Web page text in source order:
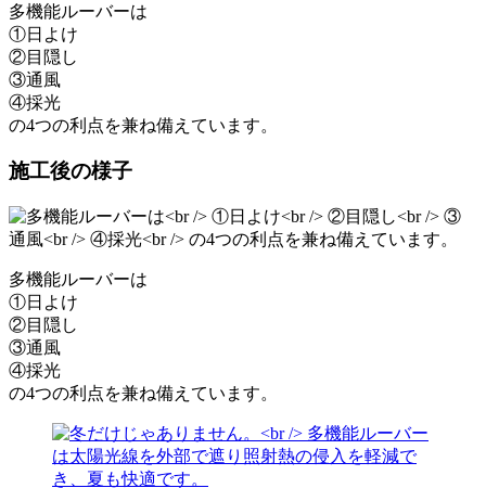
多機能ルーバーは
①日よけ
②目隠し
③通風
④採光
の4つの利点を兼ね備えています。
施工後の様子
多機能ルーバーは
①日よけ
②目隠し
③通風
④採光
の4つの利点を兼ね備えています。